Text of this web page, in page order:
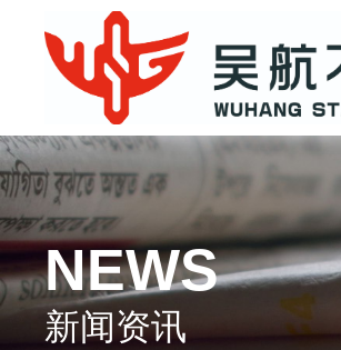
NEWS
新闻资讯